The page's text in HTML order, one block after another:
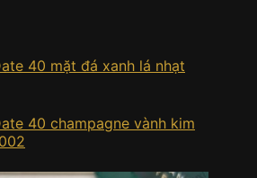
40 mặt đá xanh lá nhạt
40 champagne vành kim